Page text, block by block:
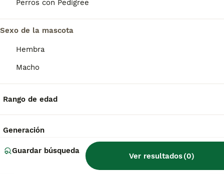
Perros con Pedigree
Sexo de la mascota
Hembra
Macho
Rango de edad
Generación
Guardar búsqueda
Ver resultados(0)
juntos; algunos ejemplares de esta raza
¿Braco Alemán cuánto
crece?
¿Cómo saber si un braco
¿Cómo es el carácter de un
braco alemán?